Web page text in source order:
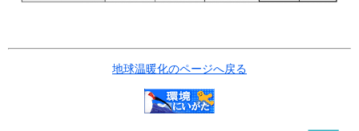
地球温暖化のページへ戻る